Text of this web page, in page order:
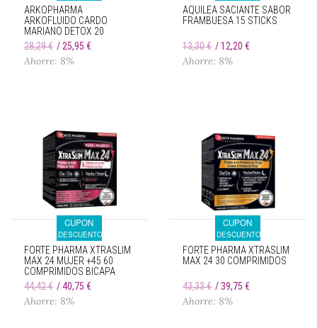
ARKOPHARMA
ARKOFLUIDO CARDO
MARIANO DETOX 20
AMPOLLAS BEBIBLES
28,29 € 25,95 €
Ahorre: 8%
AQUILEA SACIANTE SABOR
FRAMBUESA 15 STICKS
13,30 € 12,20 €
Ahorre: 8%
CUPON
DESCUENTO
FORTE PHARMA XTRASLIM
MAX 24 MUJER +45 60
COMPRIMIDOS BICAPA
44,42 €
40,75 €
Ahorre: 8%
CUPON
DESCUENTO
FORTE PHARMA XTRASLIM
MAX 24 30 COMPRIMIDOS
43,33 € 39,75 €
Ahorre: 8%